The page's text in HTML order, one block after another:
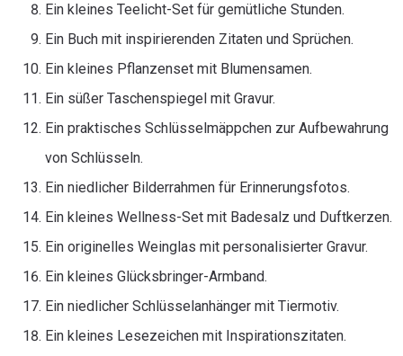
Ein kleines Teelicht-Set für gemütliche Stunden.
Ein Buch mit inspirierenden Zitaten und Sprüchen.
Ein kleines Pflanzenset mit Blumensamen.
Ein süßer Taschenspiegel mit Gravur.
Ein praktisches Schlüsselmäppchen zur Aufbewahrung
von Schlüsseln.
Ein niedlicher Bilderrahmen für Erinnerungsfotos.
Ein kleines Wellness-Set mit Badesalz und Duftkerzen.
Ein originelles Weinglas mit personalisierter Gravur.
Ein kleines Glücksbringer-Armband.
Ein niedlicher Schlüsselanhänger mit Tiermotiv.
Ein kleines Lesezeichen mit Inspirationszitaten.